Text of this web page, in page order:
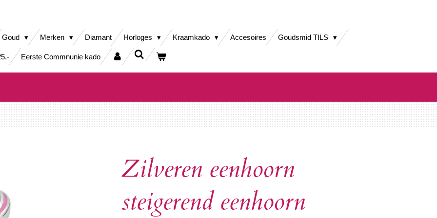
Goud Merken Diamant Horloges Kraamkado Accesoires Goudsmid TILS
Eerste Commnunie kado
Zilveren eenhoorn
steigerend eenhoorn